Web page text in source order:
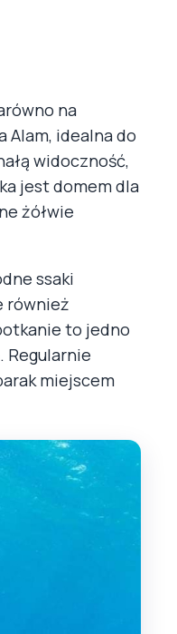
na
Alam, idealna do
widoczność,
jest domem dla
żółwie
ssaki
również
to jedno
Regularnie
miejscem